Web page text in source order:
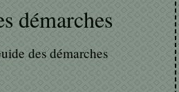
démarches
des démarches